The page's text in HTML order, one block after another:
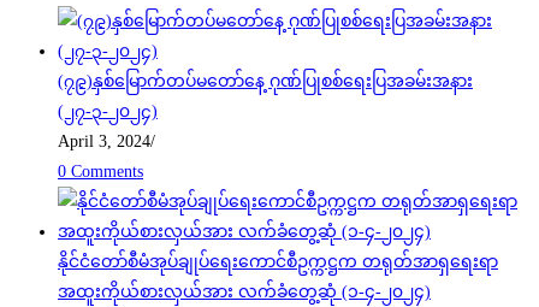
(၇၉)နှစ်မြောက်တပ်မတော်နေ့ ဂုဏ်ပြုစစ်ရေးပြအခမ်းအနား
(၂၇-၃-၂၀၂၄)
April 3, 2024/
0 Comments
နိုင်ငံတော်စီမံအုပ်ချုပ်ရေးကောင်စီဥက္ကဋ္ဌက တရုတ်အာရှရေးရာ
အထူးကိုယ်စားလှယ်အား လက်ခံတွေ့ဆုံ (၁-၄-၂၀၂၄)